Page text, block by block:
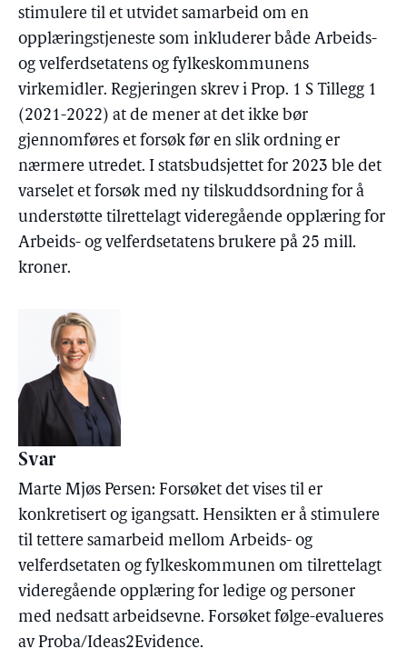
stimulere til et utvidet samarbeid om en
opplæringstjeneste som inkluderer både Arbeids-
og velferdsetatens og fylkeskommunens
virkemidler. Regjeringen skrev i Prop. 1 S Tillegg 1
(2021-2022) at de mener at det ikke bør
gjennomføres et forsøk før en slik ordning er
nærmere utredet. I statsbudsjettet for 2023 ble det
varselet et forsøk med ny tilskuddsordning for å
understøtte tilrettelagt videregående opplæring for
Arbeids- og velferdsetatens brukere på 25 mill.
kroner.
Svar
Marte Mjøs Persen: Forsøket det vises til er
konkretisert og igangsatt. Hensikten er å stimulere
til tettere samarbeid mellom Arbeids- og
velferdsetaten og fylkeskommunen om tilrettelagt
videregående opplæring for ledige og personer
med nedsatt arbeidsevne. Forsøket følge-evalueres
av Proba/Ideas2Evidence.